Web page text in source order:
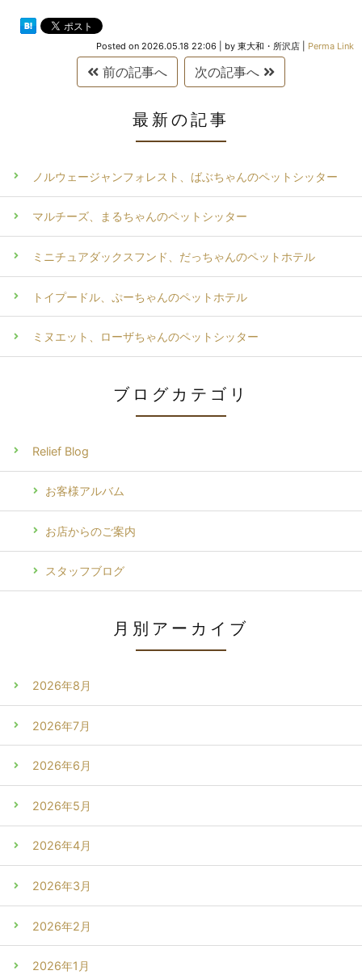
Posted on 2026.05.18 22:06 by 東大和・所沢店 Perma Link
前の記事へ 次の記事へ
最新の記事
ノルウェージャンフォレスト、ばぶちゃんのペットシッター
マルチーズ、まるちゃんのペットシッター
ミニチュアダックスフンド、だっちゃんのペットホテル
トイプードル、ぷーちゃんのペットホテル
ミヌエット、ローザちゃんのペットシッター
ブログカテゴリ
Relief Blog
お客様アルバム
お店からのご案内
スタッフブログ
月別アーカイブ
2026年8月
2026年7月
2026年6月
2026年5月
2026年4月
2026年3月
2026年2月
2026年1月